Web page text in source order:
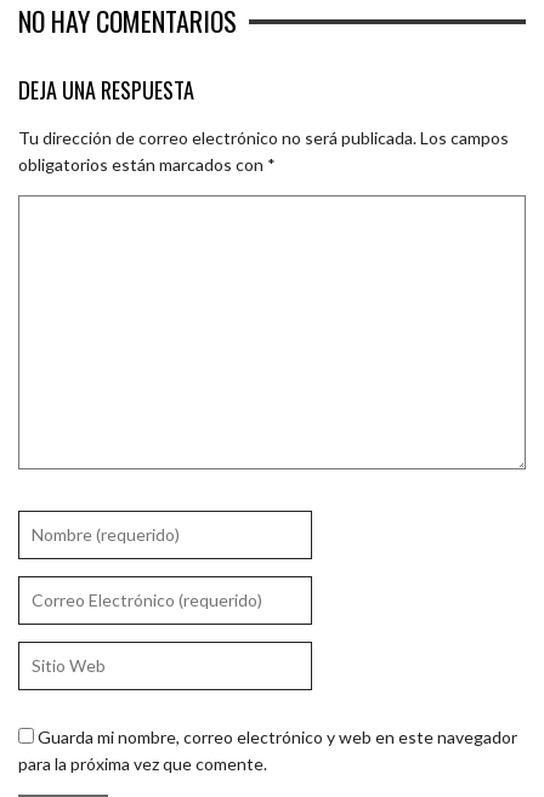
NO HAY COMENTARIOS
DEJA UNA RESPUESTA
Tu dirección de correo electrónico no será publicada.Los campos
obligatorios están marcados con *
Guarda mi nombre, correo electrónico y web en este navegador
para la próxima vez que comente.